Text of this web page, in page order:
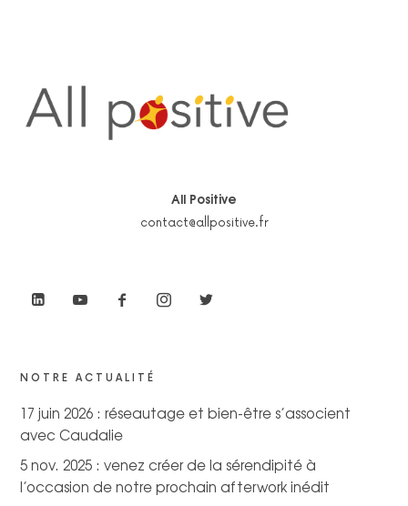
All Positive
contact@allpositive.fr
NOTRE ACTUALITÉ
17 juin 2026 : réseautage et bien-être s’associent
avec Caudalie
5 nov. 2025 : venez créer de la sérendipité à
l’occasion de notre prochain afterwork inédit